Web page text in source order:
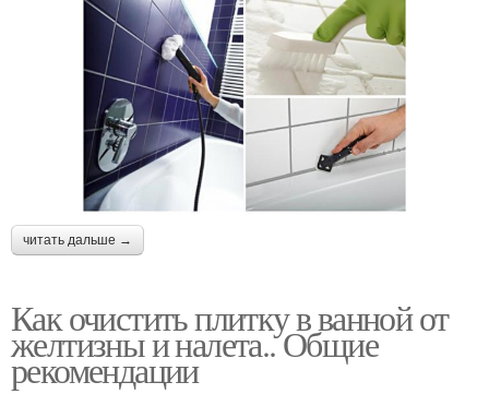
читать дальше →
Как очистить плитку в ванной от
желтизны и налета.. Общие
рекомендации